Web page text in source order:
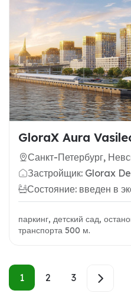
GloraX Aura
Санкт-Петербург,
Застройщик: Glorax
Состояние: введен в
паркинг, детский сад,
транспорта 500 м.
1 2 3